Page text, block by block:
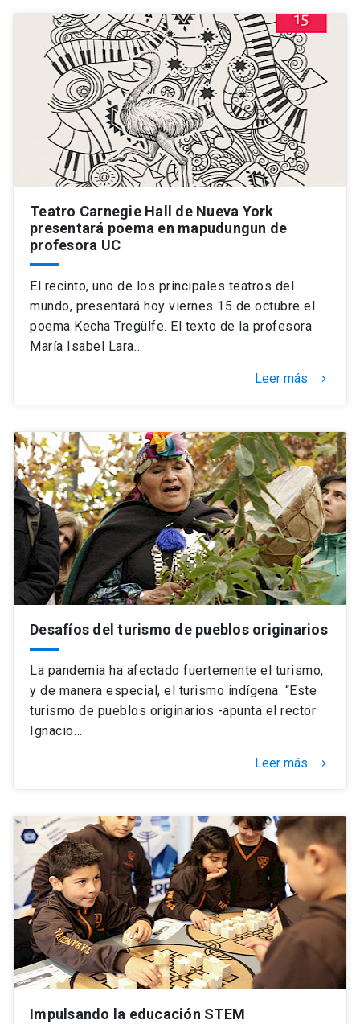
Teatro Carnegie Hall de Nueva York
presentará poema en mapudungun de
profesora UC
El recinto, uno de los principales teatros del
mundo, presentará hoy viernes 15 de octubre el
poema Kecha Tregülfe. El texto de la profesora
María Isabel Lara…
Leer más keyboard_arrow_right
Desafíos del turismo de pueblos originarios
La pandemia ha afectado fuertemente el turismo,
y de manera especial, el turismo indígena. “Este
turismo de pueblos originarios -apunta el rector
Ignacio…
Leer más keyboard_arrow_right
Impulsando la educación STEM